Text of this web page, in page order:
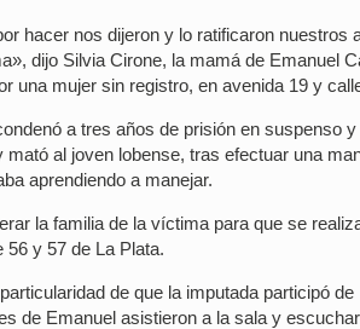
hacer nos dijeron y lo ratificaron
dijo Silvia Cirone, la mamá de Emanuel
una mujer sin registro, en avenida 19 y
a tres años de prisión en suspenso
mató al joven lobense, tras efectuar una
aprendiendo a manejar.
la familia de la víctima para que se
56 y 57 de La Plata.
de que la imputada participó
de Emanuel asistieron a la sala y